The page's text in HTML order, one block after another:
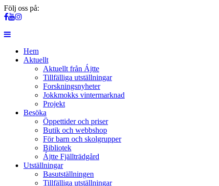
Följ oss på:
Hem
Aktuellt
Aktuellt från Ájtte
Tillfälliga utställningar
Forskningsnyheter
Jokkmokks vintermarknad
Projekt
Besöka
Öppettider och priser
Butik och webbshop
För barn och skolgrupper
Bibliotek
Ájtte Fjällträdgård
Utställningar
Basutställningen
Tillfälliga utställningar